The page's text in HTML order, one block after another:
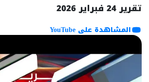
تقرير 24 فبراير 2026
المشاهدة على YouTube